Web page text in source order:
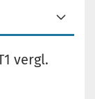
vergl.